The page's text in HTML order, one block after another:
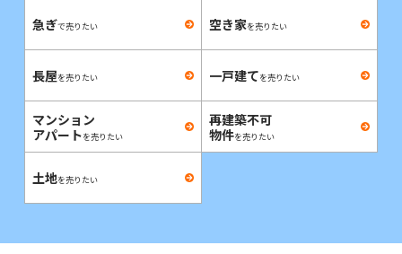
急ぎで売りたい 空き家を売りたい
長屋を売りたい 一戸建てを売りたい
マンション
アパートを売りたい
再建築不可
物件を売りたい
土地を売りたい